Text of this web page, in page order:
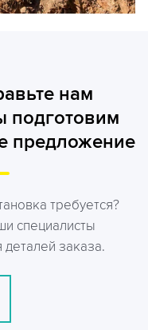
нам
подготовим
предложение
требуется?
специалисты
деталей заказа.